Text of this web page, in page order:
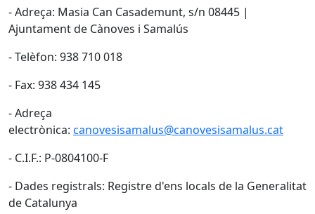
- Adreça: Masia Can Casademunt, s/n 08445 |
Ajuntament de Cànoves i Samalús
- Telèfon: 938 710 018
- Fax: 938 434 145
- Adreça
electrònica: canovesisamalus@canovesisamalus.cat
- C.I.F.: P-0804100-F
- Dades registrals: Registre d'ens locals de la Generalitat
de Catalunya